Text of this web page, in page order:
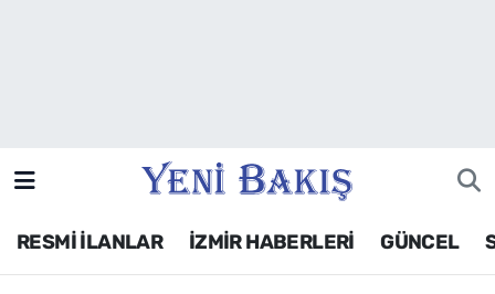
RESMİ İLANLAR İZMİR HABERLERİ GÜNCEL
Siyaset